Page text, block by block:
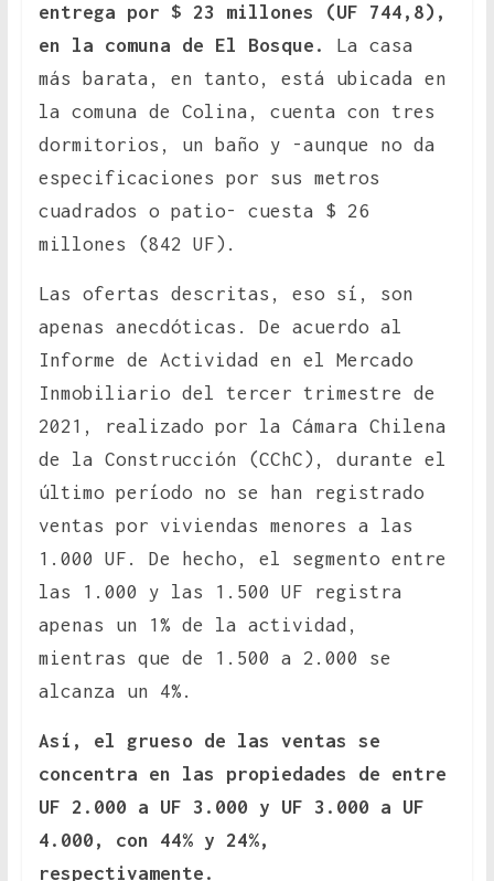
entrega por $ 23 millones (UF 744,8),
en la comuna de El Bosque. La casa
más barata, en tanto, está ubicada en
la comuna de Colina, cuenta con tres
dormitorios, un baño y -aunque no da
especificaciones por sus metros
cuadrados o patio- cuesta $ 26
millones (842 UF).
Las ofertas descritas, eso sí, son
apenas anecdóticas. De acuerdo al
Informe de Actividad en el Mercado
Inmobiliario del tercer trimestre de
2021, realizado por la Cámara Chilena
de la Construcción (CChC), durante el
último período no se han registrado
ventas por viviendas menores a las
1.000 UF. De hecho, el segmento entre
las 1.000 y las 1.500 UF registra
apenas un 1% de la actividad,
mientras que de 1.500 a 2.000 se
alcanza un 4%.
Así, el grueso de las ventas se
concentra en las propiedades de entre
UF 2.000 a UF 3.000 y UF 3.000 a UF
4.000, con 44% y 24%,
respectivamente.